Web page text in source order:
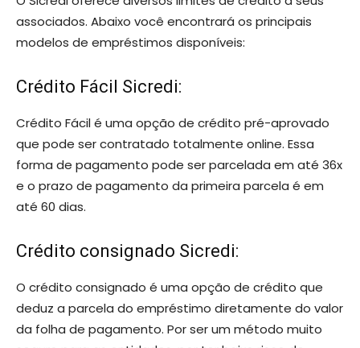
associados. Abaixo você encontrará os principais
modelos de empréstimos disponíveis:
Crédito Fácil Sicredi:
Crédito Fácil é uma opção de crédito pré-aprovado
que pode ser contratado totalmente online. Essa
forma de pagamento pode ser parcelada em até 36x
e o prazo de pagamento da primeira parcela é em
até 60 dias.
Crédito consignado Sicredi:
O crédito consignado é uma opção de crédito que
deduz a parcela do empréstimo diretamente do valor
da folha de pagamento. Por ser um método muito